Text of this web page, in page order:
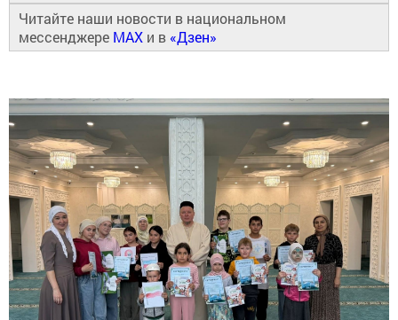
Читайте наши новости в национальном
мессенджере MAX и в «Дзен»